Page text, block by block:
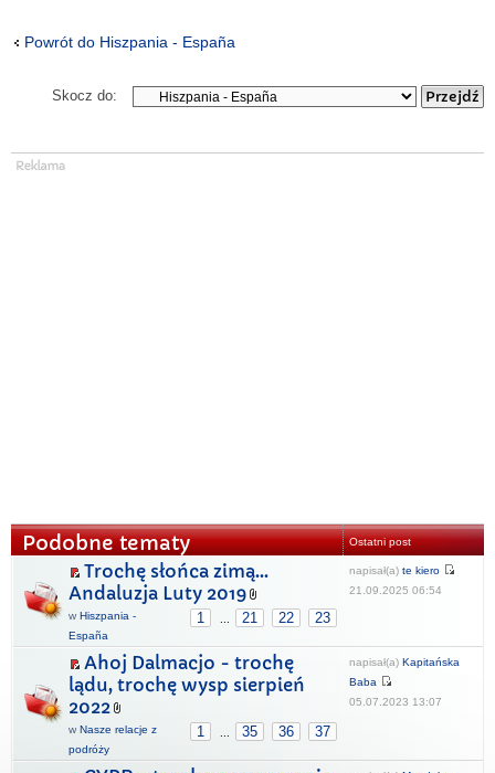
Powrót do Hiszpania - España
Skocz do:
Podobne tematy Ostatni post
Trochę słońca zimą...
Andaluzja Luty 2019
1 21 22 23
w Hiszpania -
España
napisał(a) te kiero
21.09.2025 06:54
Ahoj Dalmacjo - trochę
lądu, trochę wysp sierpień
2022
1 35 36 37
w Nasze relacje z
podróży
napisał(a) Kapitańska
Baba
05.07.2023 13:07